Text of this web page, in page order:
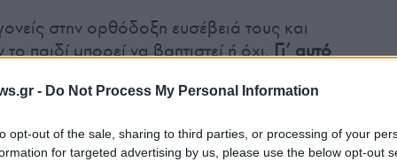
- Do Not Process My Personal Information
opt-out of the sale, sharing to third parties, or processing of your
for targeted advertising by us, please use the below opt-out
στην ορθόδοξη ευσέβειά τους και
παιδί μπορεί να βαπτιστεί ή όχι.Γι’ αυτό
εκκλησιαστικά ούτε νομικά κάποιο κώλυμα
Αυτό δηλαδή που έπραξα και εγώ το